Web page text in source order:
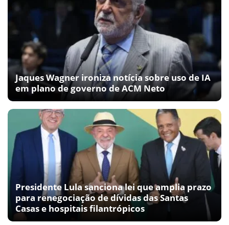
Jaques Wagner ironiza notícia sobre uso de IA
em plano de governo de ACM Neto
Presidente Lula sanciona lei que amplia prazo
para renegociação de dívidas das Santas
Casas e hospitais filantrópicos